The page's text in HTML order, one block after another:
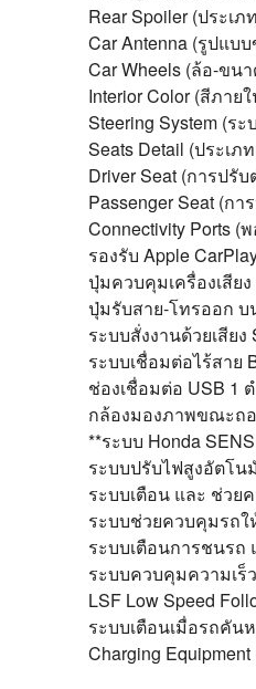
Rear Spoiler (ประเ
Car Antenna (รูปแบ
Car Wheels (ล้อ-ขน
Interior Color (สีภาย
Steering System (ร
Seats Detail (ประเภ
Driver Seat (การปรั
Passenger Seat (ก
Connectivity Ports (
รองรับ Apple
ปุ่มควบคุมเครื่องเสีย
ปุ่มรับสาย-โทรออก บ
ระบบสั่งงานด้วยเสียง
ระบบเชื่อมต่อไร้สาย
ช่องเชื่อมต่อ USB 1
กล้องมองภาพขณะถ
**ระบบ Honda
ระบบปรับไฟสูงอัตโน
ระบบเตือน และ ช่วย
ระบบช่วยควบคุมรถใ
ระบบเตือนการชนรถ
ระบบควบคุมความเร็
LSF Low Speed
ระบบเตือนเมื่อรถคัน
Charging